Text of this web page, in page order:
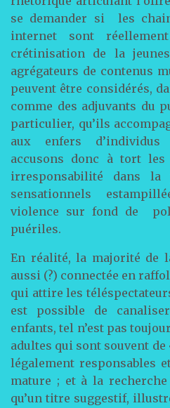
se demander si les
internet sont
crétinisation de la
agrégateurs de contenus
peuvent être considérés,
comme des adjuvants du
particulier, qu’ils
aux enfers
accusons donc à tort
irresponsabilité dans la
sensationnels
violence sur fond de
puériles.
En réalité, la majorité de
aussi (?) connectée en
qui attire les
est possible de
enfants, tel n’est pas
adultes qui sont souvent
légalement responsables
mature ; et à la
qu’un titre suggestif,